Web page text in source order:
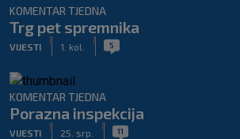
KOMENTAR TJEDNA
Trg pet spremnika
VIJESTI 1. kol. 5
KOMENTAR TJEDNA
Porazna inspekcija
VIJESTI 25. srp. 11